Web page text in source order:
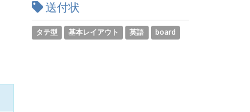
送付状
タテ型 基本レイアウト 英語 board